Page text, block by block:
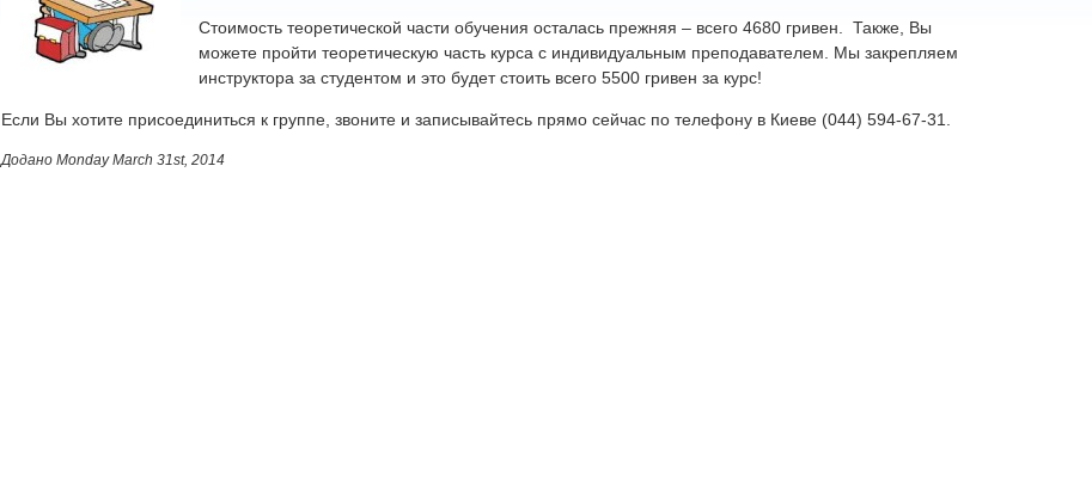
Стоимость теоретической части обучения осталась прежняя – всего 4680 гривен. Также, Вы
можете пройти теоретическую часть курса с индивидуальным преподавателем. Мы закрепляем
инструктора за студентом и это будет стоить всего 5500 гривен за курс!
Если Вы хотите присоединиться к группе, звоните и записывайтесь прямо сейчас по телефону в Киеве (044) 594-67-31.
Додано Monday March 31st, 2014